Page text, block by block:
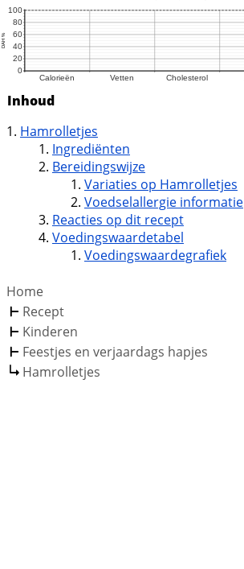
Inhoud
Hamrolletjes
Ingrediënten
Bereidingswijze
Variaties op Hamrolletjes
Voedselallergie informatie
Reacties op dit recept
Voedingswaardetabel
Voedingswaardegrafiek
Home
Recept
Kinderen
Feestjes en verjaardags hapjes
Hamrolletjes